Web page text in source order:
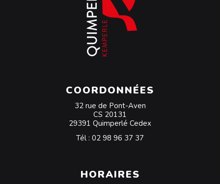
COORDONNÉES
32 rue de Pont-Aven
CS 20131
29391 Quimperlé Cedex
Tél : 02 98 96 37 37
HORAIRES